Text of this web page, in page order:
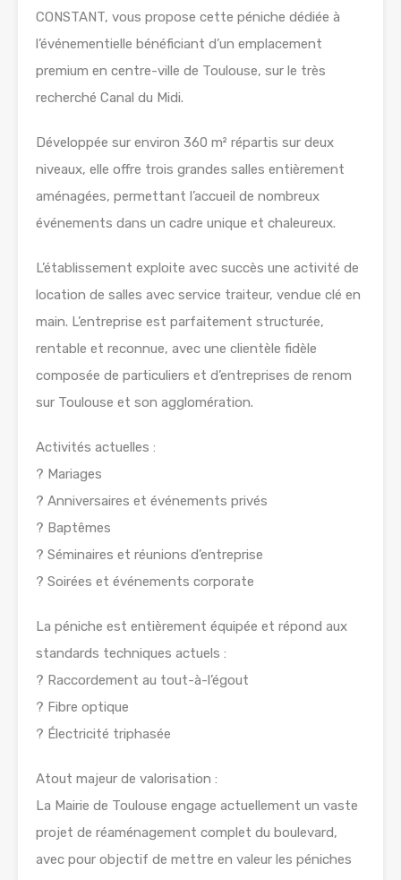
CONSTANT, vous propose cette péniche dédiée à
l’événementielle bénéficiant d’un emplacement
premium en centre-ville de Toulouse, sur le très
recherché Canal du Midi.
Développée sur environ 360 m² répartis sur deux
niveaux, elle offre trois grandes salles entièrement
aménagées, permettant l’accueil de nombreux
événements dans un cadre unique et chaleureux.
L’établissement exploite avec succès une activité de
location de salles avec service traiteur, vendue clé en
main. L’entreprise est parfaitement structurée,
rentable et reconnue, avec une clientèle fidèle
composée de particuliers et d’entreprises de renom
sur Toulouse et son agglomération.
Activités actuelles :
? Mariages
? Anniversaires et événements privés
? Baptêmes
? Séminaires et réunions d’entreprise
? Soirées et événements corporate
La péniche est entièrement équipée et répond aux
standards techniques actuels :
? Raccordement au tout-à-l’égout
? Fibre optique
? Électricité triphasée
Atout majeur de valorisation :
La Mairie de Toulouse engage actuellement un vaste
projet de réaménagement complet du boulevard,
avec pour objectif de mettre en valeur les péniches